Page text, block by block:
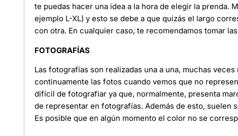
te puedas hacer una idea a la hora de elegir la prenda.
ejemplo L-XL) y esto se debe a que quizás el largo
con otra. En cualquier caso, te recomendamos tomar
FOTOGRAFÍAS
Las fotografías son realizadas una a una, muchas
continuamente las fotos cuando vemos que no
difícil de fotografiar ya que, normalmente, presenta
de representar en fotografías. Además de esto, suelen
Es posible que en algún momento el color no se